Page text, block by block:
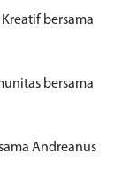
bersama
bersama
Andreanus